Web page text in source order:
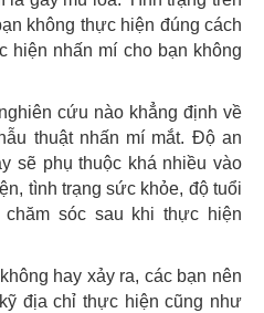
không thực hiện đúng cách
hiện nhấn mí cho bạn không
cứu nào khẳng định về
thuật nhấn mí mắt. Độ an
sẽ phụ thuộc khá nhiều vào
tình trạng sức khỏe, độ tuổi
sóc sau khi thực hiện
hay xảy ra, các bạn nên
địa chỉ thực hiện cũng như